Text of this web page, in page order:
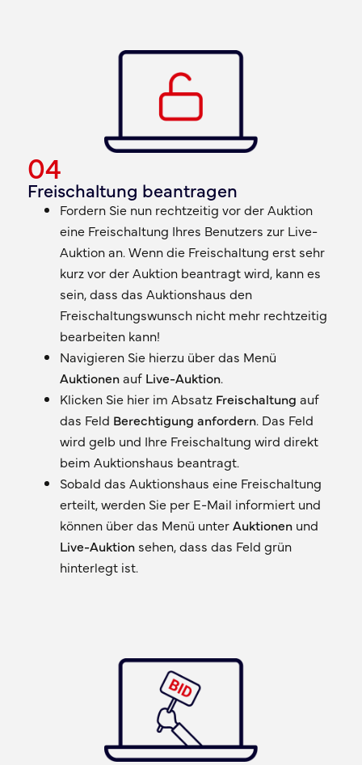
04
Freischaltung beantragen
Fordern Sie nun rechtzeitig vor der Auktion
eine Freischaltung Ihres Benutzers zur Live-
Auktion an. Wenn die Freischaltung erst sehr
kurz vor der Auktion beantragt wird, kann es
sein, dass das Auktionshaus den
Freischaltungswunsch nicht mehr rechtzeitig
bearbeiten kann!
Navigieren Sie hierzu über das Menü
Auktionenauf Live-Auktion.
Klicken Sie hier im Absatz Freischaltung auf
das Feld Berechtigung anfordern. Das Feld
wird gelb und Ihre Freischaltung wird direkt
beim Auktionshaus beantragt.
Sobald das Auktionshaus eine Freischaltung
erteilt, werden Sie per E-Mail informiert und
können über das Menü unterAuktionenund
Live-Auktionsehen, dass das Feld grün
hinterlegt ist.